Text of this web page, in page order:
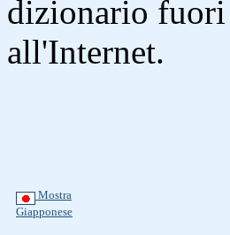
dizionario fuori
all'Internet.
Mostra
Giapponese